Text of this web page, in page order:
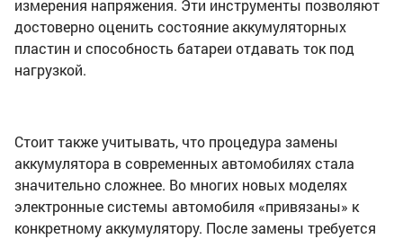
измерения напряжения. Эти инструменты позволяют
достоверно оценить состояние аккумуляторных
пластин и способность батареи отдавать ток под
нагрузкой.
Стоит также учитывать, что процедура замены
аккумулятора в современных автомобилях стала
значительно сложнее. Во многих новых моделях
электронные системы автомобиля «привязаны» к
конкретному аккумулятору. После замены требуется